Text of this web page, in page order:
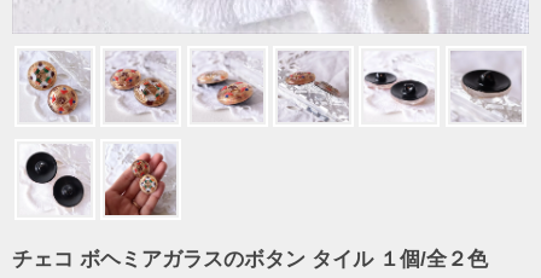
チェコ ボヘミアガラスのボタン タイル １個/全２色